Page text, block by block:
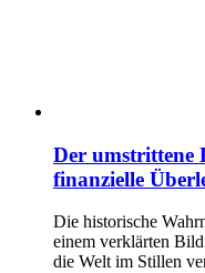
Der umstrittene
finanzielle
Die historische
einem verklärten
die Welt im Stillen